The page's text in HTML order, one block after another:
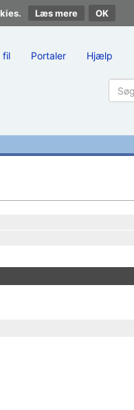
Læs mere
fil Portaler Hjælp